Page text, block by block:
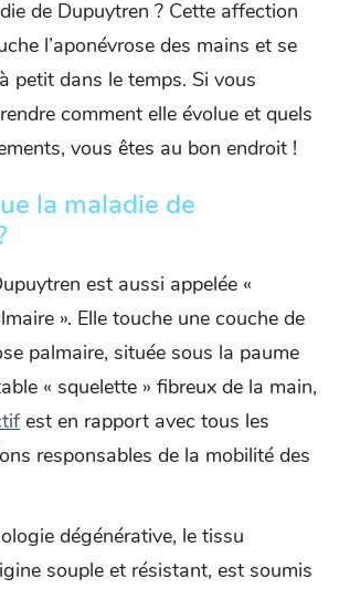
de Dupuytren ? Cette affection
l’aponévrose des mains et se
petit dans le temps. Si vous
comment elle évolue et quels
vous êtes au bon endroit !
la maladie de
est aussi appelée «
». Elle touche une couche de
palmaire, située sous la paume
« squelette » fibreux de la main,
est en rapport avec tous les
responsables de la mobilité des
dégénérative, le tissu
souple et résistant, est soumis